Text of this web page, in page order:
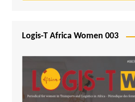
Logis-T Africa Women 003